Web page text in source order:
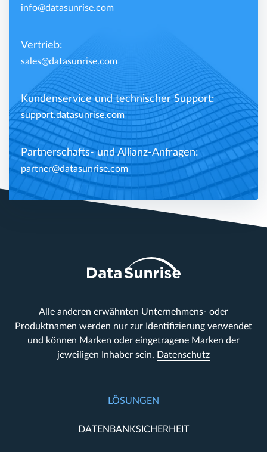
info@datasunrise.com
Vertrieb:
sales@datasunrise.com
Kundenservice und technischer Support:
support.datasunrise.com
Partnerschafts- und Allianz-Anfragen:
partner@datasunrise.com
Alle anderen erwähnten Unternehmens- oder
Produktnamen werden nur zur Identifizierung verwendet
und können Marken oder eingetragene Marken der
jeweiligen Inhaber sein. Datenschutz
LÖSUNGEN
DATENBANKSICHERHEIT